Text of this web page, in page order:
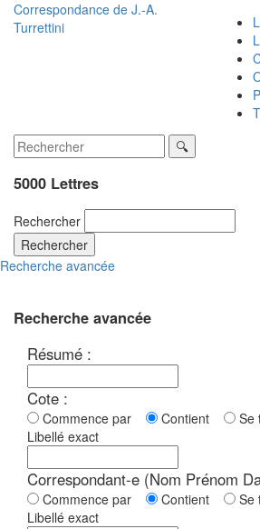
Correspondance de J.-A.
Turrettini
5000 Lettres
Rechercher
Rechercher
Recherche avancée
Recherche avancée
Résumé :
Cote :
Commence par Contient
Se
Libellé exact
Correspondant-e (Nom Prénom
Commence par Contient
Se
Libellé exact